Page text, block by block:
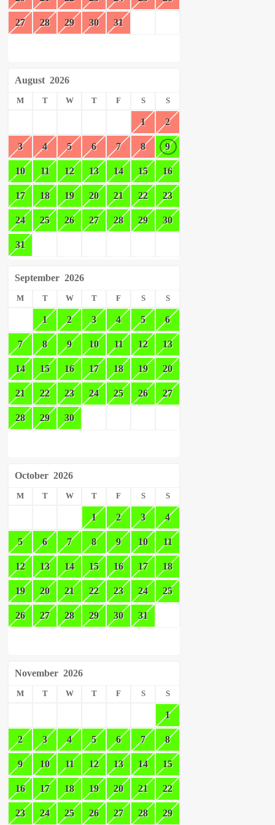
27 28 29 30 31
August 2026
M T W T F S S
1 2
3 4 5 6 7 8 9
10 11 12 13 14 15 16
17 18 19 20 21 22 23
24 25 26 27 28 29 30
31
September 2026
M T W T F S S
1 2 3 4 5 6
7 8 9 10 11 12 13
14 15 16 17 18 19 20
21 22 23 24 25 26 27
28 29 30
October 2026
M T W T F S S
1 2 3 4
5 6 7 8 9 10 11
12 13 14 15 16 17 18
19 20 21 22 23 24 25
26 27 28 29 30 31
November 2026
M T W T F S S
1
2 3 4 5 6 7 8
9 10 11 12 13 14 15
16 17 18 19 20 21 22
23 24 25 26 27 28 29